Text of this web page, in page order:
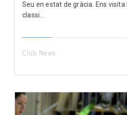
Seu en estat de gràcia. Ens visita
classi...
Club News